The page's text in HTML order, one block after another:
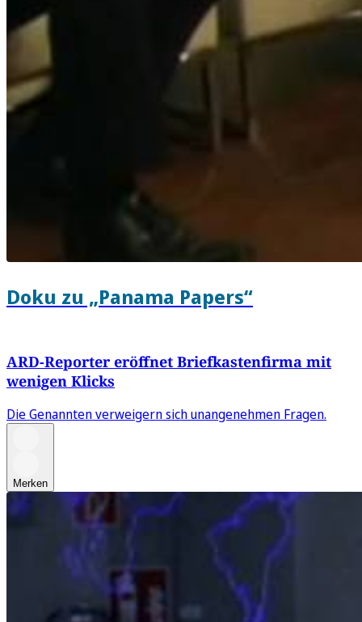
Doku zu „Panama Papers“
ARD-Reporter eröffnet Briefkastenfirma mit
wenigen Klicks
Die Genannten verweigern sich unangenehmen Fragen.
Merken